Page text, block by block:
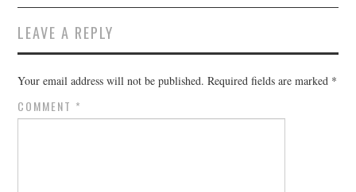
LEAVE A REPLY
Your email address will not be published. Required fields are marked *
COMMENT *